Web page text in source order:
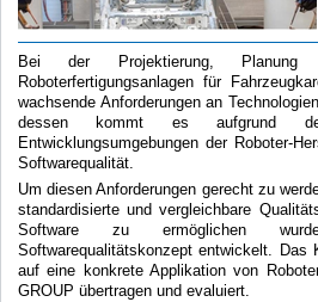
Bei der Projektierung, Planung
Roboterfertigungsanlagen für
wachsende Anforderungen an
dessen kommt es aufgrund
Entwicklungsumgebungen der Roboter-
Softwarequalität.
Um diesen Anforderungen gerecht zu
standardisierte und vergleichbare
Software zu ermöglichen
Softwarequalitätskonzept entwickelt. Das
auf eine konkrete Applikation von
GROUP übertragen und evaluiert.